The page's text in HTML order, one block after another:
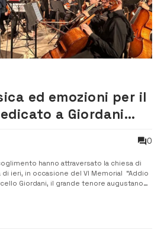
ed emozioni per il
a Giordani
0
hanno attraversato la chiesa di
di ieri, in occasione del VI Memorial “Addio
Giordani, il grande tenore augustano
dello Stabat Mater di Eman...